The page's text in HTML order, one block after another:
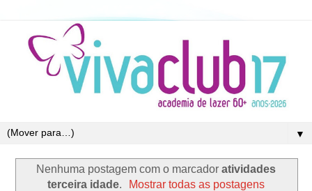
▼
Nenhuma postagem com o marcador atividades
terceira idade. Mostrar todas as postagens